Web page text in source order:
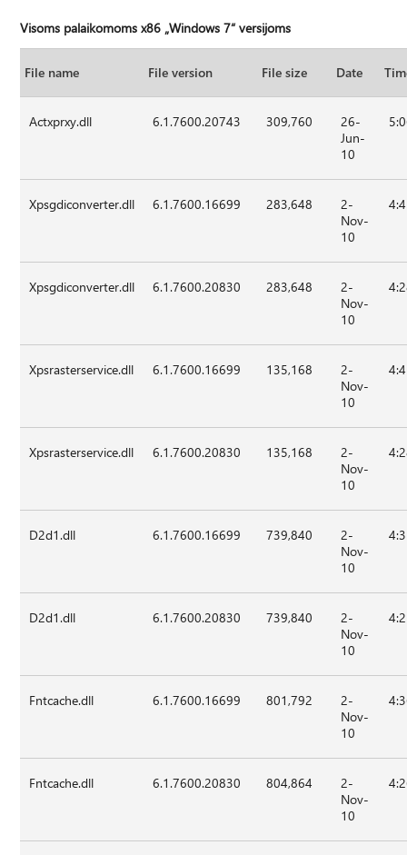
Visoms palaikomoms x86 „Windows 7“ versijoms
File name File version File size Date
Actxprxy.dll 6.1.7600.20743 309,760
26-
Jun-
10
Xpsgdiconverter.dll 6.1.7600.16699 283,648
2-
Nov-
10
Xpsgdiconverter.dll 6.1.7600.20830 283,648
2-
Nov-
10
Xpsrasterservice.dll 6.1.7600.16699 135,168
2-
Nov-
10
Xpsrasterservice.dll 6.1.7600.20830 135,168
2-
Nov-
10
D2d1.dll 6.1.7600.16699 739,840
2-
Nov-
10
D2d1.dll 6.1.7600.20830 739,840
2-
Nov-
10
Fntcache.dll 6.1.7600.16699 801,792
2-
Nov-
10
Fntcache.dll 6.1.7600.20830 804,864
2-
Nov-
10